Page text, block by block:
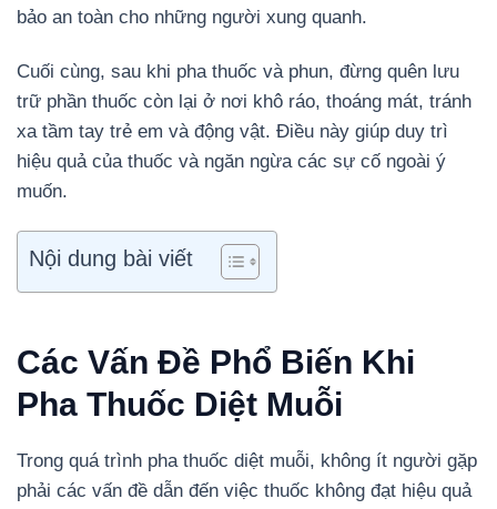
bảo an toàn cho những người xung quanh.
Cuối cùng, sau khi pha thuốc và phun, đừng quên lưu
trữ phần thuốc còn lại ở nơi khô ráo, thoáng mát, tránh
xa tầm tay trẻ em và động vật. Điều này giúp duy trì
hiệu quả của thuốc và ngăn ngừa các sự cố ngoài ý
muốn.
Nội dung bài viết
Các Vấn Đề Phổ Biến Khi
Pha Thuốc Diệt Muỗi
Trong quá trình pha thuốc diệt muỗi, không ít người gặp
phải các vấn đề dẫn đến việc thuốc không đạt hiệu quả